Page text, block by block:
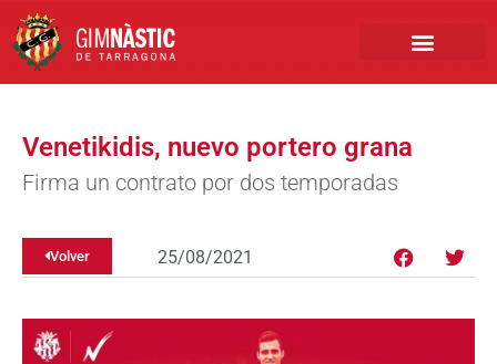
Venetikidis, nuevo portero grana
Firma un contrato por dos temporadas
Volver 25/08/2021